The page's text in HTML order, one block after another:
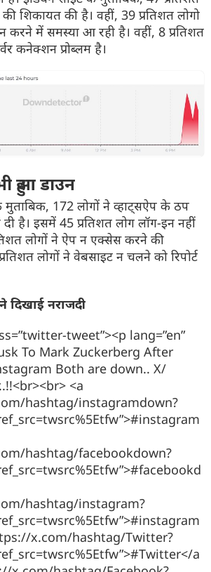
शिकायत की है। वहीं, 39 प्रतिशत लोगो
करने में समस्या आ रही है। वहीं, 8 प्रतिशत
कनेक्शन प्रोब्लम है।
हुआ डाउन
172 लोगों ने व्हाट्सऐप के ठप
है। इसमें 45 प्रतिशत लोग लॉग-इन नहीं
लोगों ने ऐप न एक्सेस करने की
लोगों ने वेबसाइट न चलने को रिपोर्ट
दिखाई नराजदी
tweet”><p lang=”en”
To Mark Zuckerberg After
Both are down.. X/
<a
hashtag/instagramdown?
hashtag/facebookdown?
hashtag/instagram?
x.com/hashtag/Twitter?
a